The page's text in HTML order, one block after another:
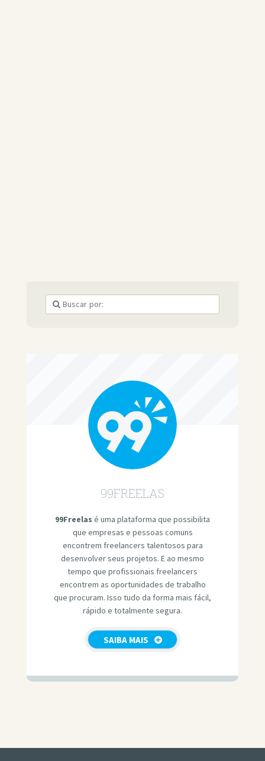
99FREELAS
99Freelas é uma plataforma que possibilita
que empresas e pessoas comuns
encontrem freelancers talentosos para
desenvolver seus projetos. E ao mesmo
tempo que profissionais freelancers
encontrem as oportunidades de trabalho
que procuram. Isso tudo da forma mais fácil,
rápido e totalmente segura.
SAIBA MAIS